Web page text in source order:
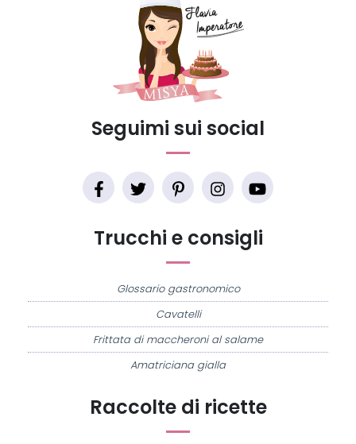
Raccolte di ricette
Trucchi e consigli
Glossario gastronomico
Cavatelli
Frittata di maccheroni al salame
Amatriciana gialla
Seguimi sui social